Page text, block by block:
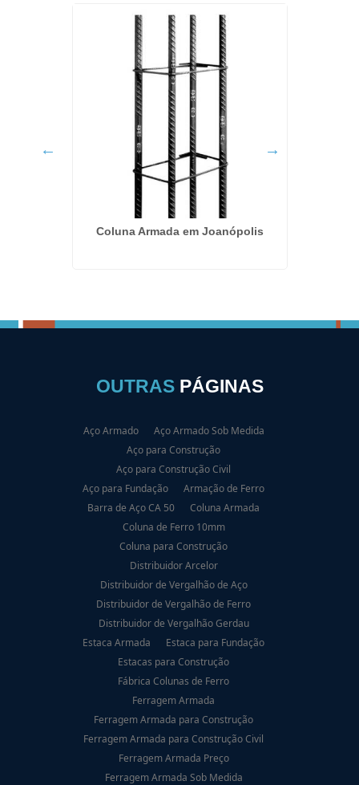
Coluna Armada em Joanópolis
OUTRAS PÁGINAS
Aço Armado
Aço Armado Sob Medida
Aço para Construção
Aço para Construção Civil
Aço para Fundação
Armação de Ferro
Barra de Aço CA 50
Coluna Armada
Coluna de Ferro 10mm
Coluna para Construção
Distribuidor Arcelor
Distribuidor de Vergalhão de Aço
Distribuidor de Vergalhão de Ferro
Distribuidor de Vergalhão Gerdau
Estaca Armada
Estaca para Fundação
Estacas para Construção
Fábrica Colunas de Ferro
Ferragem Armada
Ferragem Armada para Construção
Ferragem Armada para Construção Civil
Ferragem Armada Preço
Ferragem Armada Sob Medida